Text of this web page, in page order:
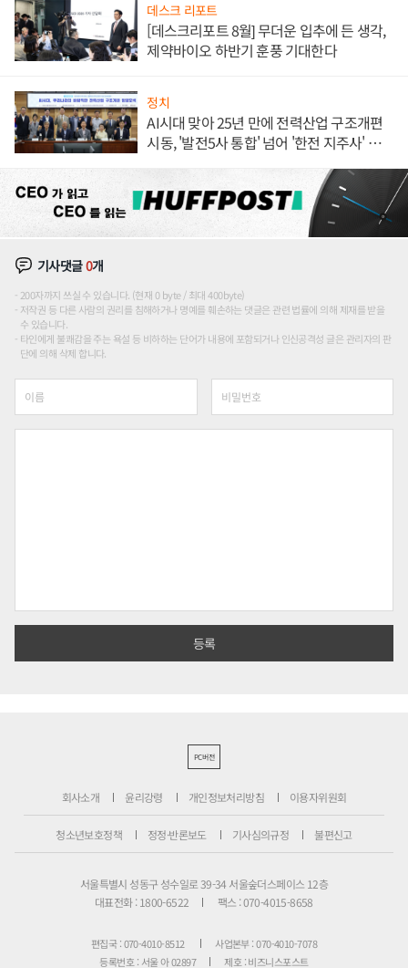
데스크 리포트
[데스크리포트 8월] 무더운 입추에 든 생각,
제약바이오 하반기 훈풍 기대한다
정치
AI시대 맞아 25년 만에 전력산업 구조개편
시동, '발전5사 통합' 넘어 '한전 지주사' 재편
기사댓글0개
200자까지 쓰실 수 있습니다. (현재 0 byte / 최대 400byte)
저작권 등 다른 사람의 권리를 침해하거나 명예를 훼손하는 댓글은 관련 법률에 의해 제재를 받을
수 있습니다.
타인에게 불쾌감을 주는 욕설 등 비하하는 단어가 내용에 포함되거나 인신공격성 글은 관리자의 판
단에 의해 삭제 합니다.
PC버전
회사소개 윤리강령 개인정보처리방침 이용자위원회
청소년보호정책 정정·반론보도 기사심의규정 불편신고
서울특별시 성동구 성수일로 39-34 서울숲더스페이스 12층
대표전화 : 1800-6522
팩스 : 070-4015-8658
편집국 : 070-4010-8512
사업본부 : 070-4010-7078
등록번호 : 서울 아 02897
제호 : 비즈니스포스트